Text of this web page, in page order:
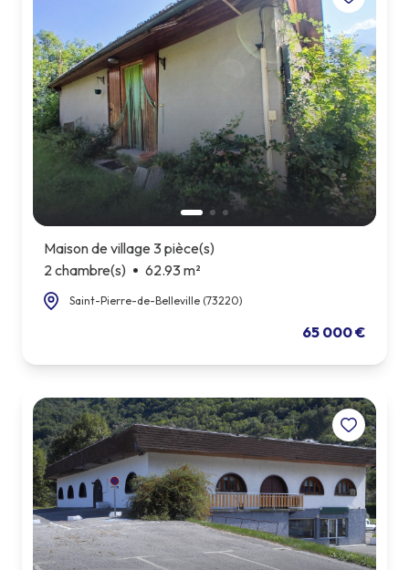
Maison de village 3 pièce(s)
2 chambre(s)
62.93 m²
Saint-Pierre-de-Belleville (73220)
65 000 €